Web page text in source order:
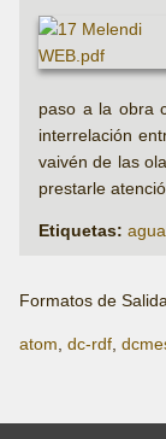
paso a la obra
interrelación
vaivén de las
prestarle
Etiquetas: agua
Formatos de
atom, dc-rdf,